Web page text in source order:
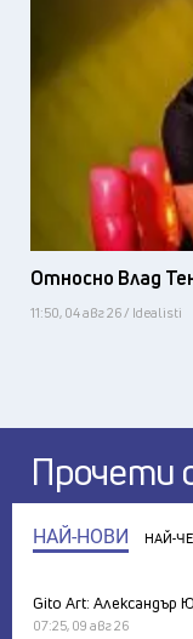
Относно Влад
11:50, 04 авг 26 / Idealisti
Прочети
НАЙ-НОВИ НАЙ-
Gito Art: Александър
07:25, 09 авг 26